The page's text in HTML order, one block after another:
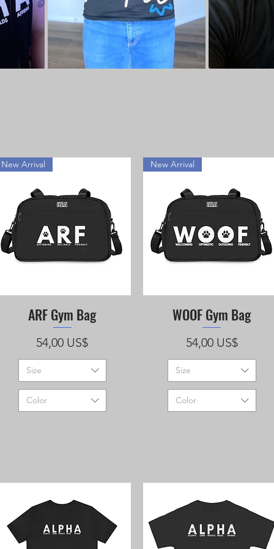
Vista rápida
New Arrival
ARF Gym Bag
Precio
54,00 US$
Size
Color
Vista rápida
New Arrival
WOOF Gym Bag
Precio
54,00 US$
Size
Color